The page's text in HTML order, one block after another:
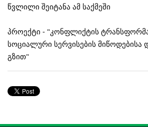
წვლილი შეიტანა ამ საქმეში
პროექტი - "კონფლიქტის
სოციალური სერვისების მიწოდებისა
გზით"